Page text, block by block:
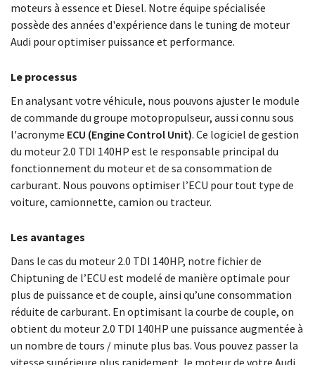
moteurs à essence et Diesel. Notre équipe spécialisée
possède des années d'expérience dans le tuning de moteur
Audi pour optimiser puissance et performance.
Le processus
En analysant votre véhicule, nous pouvons ajuster le module
de commande du groupe motopropulseur, aussi connu sous
l'acronyme ECU (Engine Control Unit). Ce logiciel de gestion
du moteur 2.0 TDI 140HP est le responsable principal du
fonctionnement du moteur et de sa consommation de
carburant. Nous pouvons optimiser l’ECU pour tout type de
voiture, camionnette, camion ou tracteur.
Les avantages
Dans le cas du moteur 2.0 TDI 140HP, notre fichier de
Chiptuning de l’ECU est modelé de manière optimale pour
plus de puissance et de couple, ainsi qu’une consommation
réduite de carburant. En optimisant la courbe de couple, on
obtient du moteur 2.0 TDI 140HP une puissance augmentée à
un nombre de tours / minute plus bas. Vous pouvez passer la
vitesse supérieure plus rapidement, le moteur de votre Audi